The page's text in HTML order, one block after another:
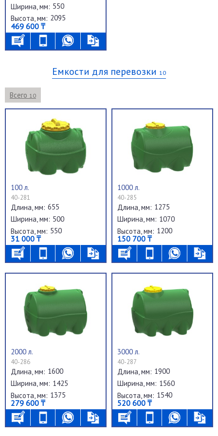
Ширина, мм: 550
Высота, мм: 2095
469 600 ₸
Емкости для перевозки 10
Всего 10
100 л.
40-281
Длина, мм: 655
Ширина, мм: 500
Высота, мм: 550
31 000 ₸
1000 л.
40-285
Длина, мм: 1275
Ширина, мм: 1070
Высота, мм: 1200
150 700 ₸
2000 л.
40-286
Длина, мм: 1600
Ширина, мм: 1425
Высота, мм: 1375
279 600 ₸
3000 л.
40-287
Длина, мм: 1900
Ширина, мм: 1560
Высота, мм: 1540
520 600 ₸